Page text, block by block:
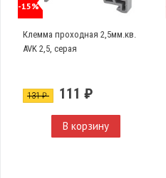
-15%
Клемма проходная 2,5мм.кв.
AVK 2,5, серая
131 ₽ 111 ₽
В корзину